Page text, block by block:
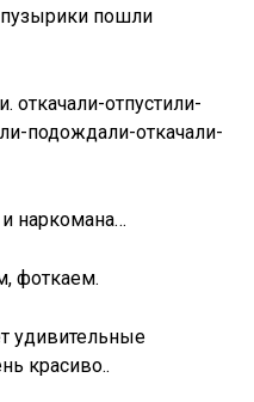
пузырики пошли
откачали-отпустили-
подождали-откачали-
наркомана…
фоткаем.
удивительные
красиво..